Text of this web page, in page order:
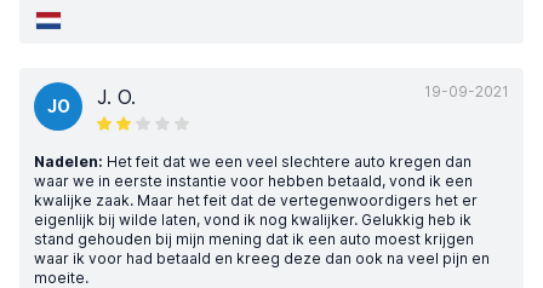
19-09-2021
JO J. O.
Nadelen: Het feit dat we een veel slechtere auto kregen dan
waar we in eerste instantie voor hebben betaald, vond ik een
kwalijke zaak. Maar het feit dat de vertegenwoordigers het er
eigenlijk bij wilde laten, vond ik nog kwalijker. Gelukkig heb ik
stand gehouden bij mijn mening dat ik een auto moest krijgen
waar ik voor had betaald en kreeg deze dan ook na veel pijn en
moeite.